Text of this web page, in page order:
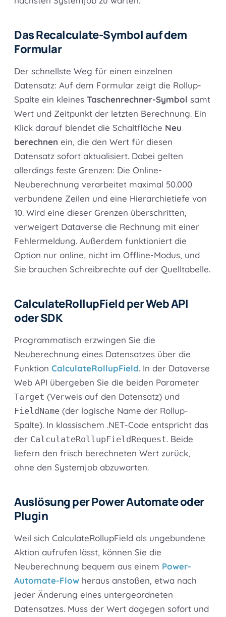
Das Recalculate-Symbol auf dem
Formular
Der schnellste Weg für einen einzelnen
Datensatz: Auf dem Formular zeigt die Rollup-
Spalte ein kleines Taschenrechner-Symbol samt
Wert und Zeitpunkt der letzten Berechnung. Ein
Klick darauf blendet die Schaltfläche Neu
berechnen ein, die den Wert für diesen
Datensatz sofort aktualisiert. Dabei gelten
allerdings feste Grenzen: Die Online-
Neuberechnung verarbeitet maximal 50.000
verbundene Zeilen und eine Hierarchietiefe von
10. Wird eine dieser Grenzen überschritten,
verweigert Dataverse die Rechnung mit einer
Fehlermeldung. Außerdem funktioniert die
Option nur online, nicht im Offline-Modus, und
Sie brauchen Schreibrechte auf der Quelltabelle.
CalculateRollupField per Web API
oder SDK
Programmatisch erzwingen Sie die
Neuberechnung eines Datensatzes über die
Funktion CalculateRollupField. In der Dataverse
Web API übergeben Sie die beiden Parameter
Target (Verweis auf den Datensatz) und
FieldName (der logische Name der Rollup-
Spalte). In klassischem .NET-Code entspricht das
der CalculateRollupFieldRequest. Beide
liefern den frisch berechneten Wert zurück,
ohne den Systemjob abzuwarten.
Auslösung per Power Automate oder
Plugin
Weil sich CalculateRollupField als ungebundene
Aktion aufrufen lässt, können Sie die
Neuberechnung bequem aus einem Power-
Automate-Flow heraus anstoßen, etwa nach
jeder Änderung eines untergeordneten
Datensatzes. Muss der Wert dagegen sofort und